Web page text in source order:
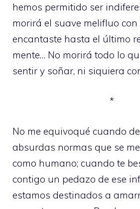
hemos permitido ser
morirá el suave melifluo con
encantaste hasta el último
mente… No morirá todo lo
sentir y soñar, ni siquiera
*
No me equivoqué cuando
absurdas normas que se
como humano; cuando te
contigo un pedazo de ese
estamos destinados a